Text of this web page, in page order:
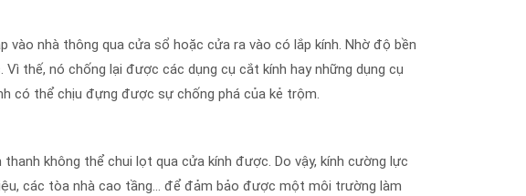
nhà thông qua cửa sổ hoặc cửa ra vào có lắp kính. Nhờ độ bền
thế, nó chống lại được các dụng cụ cắt kính hay những dụng cụ
có thể chịu đựng được sự chống phá của kẻ trộm.
không thể chui lọt qua cửa kính được. Do vậy, kính cường lực
các tòa nhà cao tầng… để đảm bảo được một môi trường làm